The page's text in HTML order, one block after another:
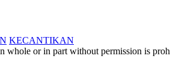
KECANTIKAN
or in part without permission is